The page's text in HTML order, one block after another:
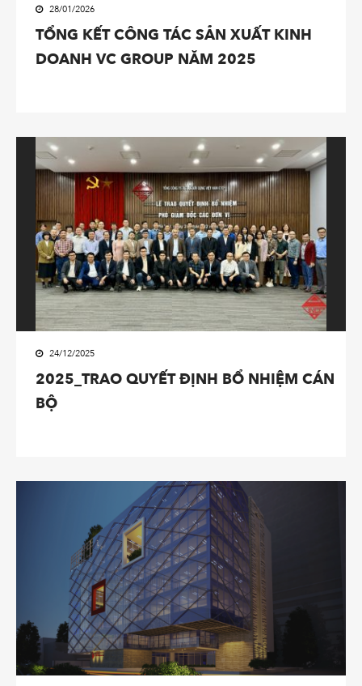
28/01/2026
TỔNG KẾT CÔNG TÁC SẢN XUẤT KINH
DOANH VC GROUP NĂM 2025
24/12/2025
2025_TRAO QUYẾT ĐỊNH BỔ NHIỆM CÁN
BỘ